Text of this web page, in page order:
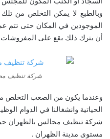
وبالطبع لا يمكن التخلص من
الموجودين في المكان حتى تتم
أن يترك ذلك بقع على
شركة تنظيف
وعندما يكون من الصعب التخلص
الحياتية وانشغالنا في الدوام
شركة تنظيف مجالس بالظهران
مستوى مدينة الظهران .